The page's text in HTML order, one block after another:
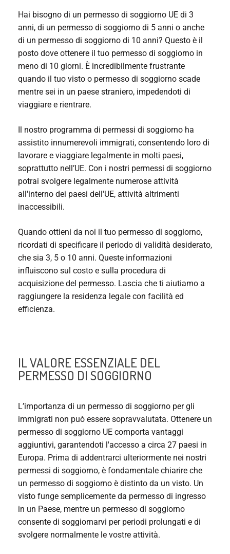
Hai bisogno di un permesso di soggiorno UE di 3
anni, di un permesso di soggiorno di 5 anni o anche
di un permesso di soggiorno di 10 anni? Questo è il
posto dove ottenere il tuo permesso di soggiorno in
meno di 10 giorni. È incredibilmente frustrante
quando il tuo visto o permesso di soggiorno scade
mentre sei in un paese straniero, impedendoti di
viaggiare e rientrare.
Il nostro programma di permessi di soggiorno ha
assistito innumerevoli immigrati, consentendo loro di
lavorare e viaggiare legalmente in molti paesi,
soprattutto nell’UE. Con i nostri permessi di soggiorno
potrai svolgere legalmente numerose attività
all'interno dei paesi dell'UE, attività altrimenti
inaccessibili.
Quando ottieni da noi il tuo permesso di soggiorno,
ricordati di specificare il periodo di validità desiderato,
che sia 3, 5 o 10 anni. Queste informazioni
influiscono sul costo e sulla procedura di
acquisizione del permesso. Lascia che ti aiutiamo a
raggiungere la residenza legale con facilità ed
efficienza.
IL VALORE ESSENZIALE DEL
PERMESSO DI SOGGIORNO
L’importanza di un permesso di soggiorno per gli
immigrati non può essere sopravvalutata. Ottenere un
permesso di soggiorno UE comporta vantaggi
aggiuntivi, garantendoti l'accesso a circa 27 paesi in
Europa. Prima di addentrarci ulteriormente nei nostri
permessi di soggiorno, è fondamentale chiarire che
un permesso di soggiorno è distinto da un visto. Un
visto funge semplicemente da permesso di ingresso
in un Paese, mentre un permesso di soggiorno
consente di soggiornarvi per periodi prolungati e di
svolgere normalmente le vostre attività.